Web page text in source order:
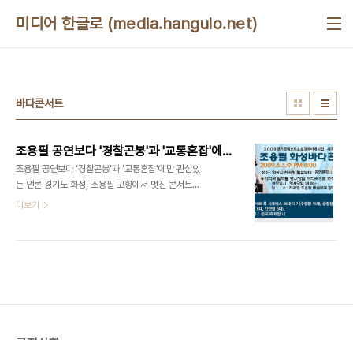
미디어 한글로 (media.hangulo.net)
바다콘서트
조용필 공연보다 '경찰곤봉'과 '교통혼잡'에만 관심있는 언론
조용필 공연보다 '경찰곤봉'과 '교통혼잡'에만 관심있
는 언론 경기도 화성, 조용필 고향에서 멋진 콘서트
2009년 6월 3일. 경기도 화성의 전곡항에서 '조용
더보기